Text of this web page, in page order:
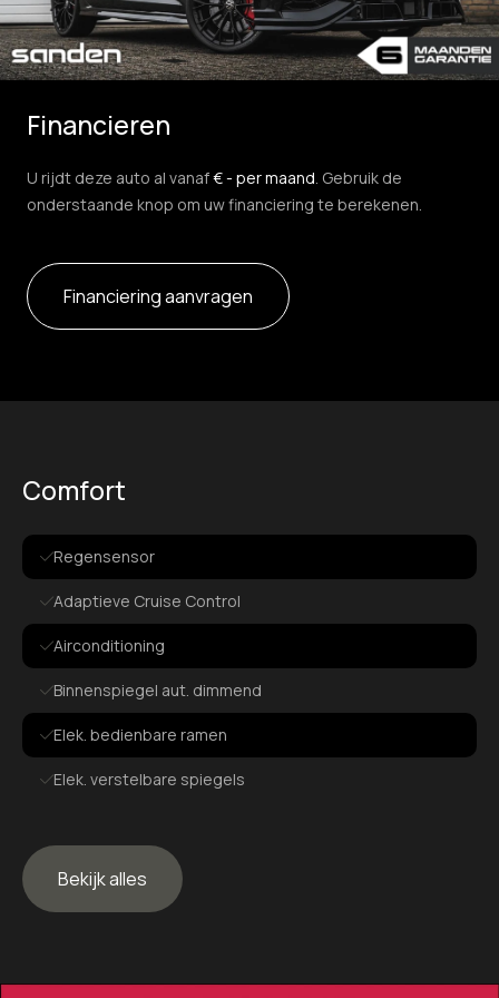
Financieren
U rijdt deze auto al vanaf€ - per maand. Gebruik de
onderstaande knop om uw financiering te berekenen.
Financiering aanvragen
Comfort
Regensensor
Adaptieve Cruise Control
Airconditioning
Binnenspiegel aut. dimmend
Elek. bedienbare ramen
Elek. verstelbare spiegels
Exterieur
19” originele R velgen onbeschadigd
Bekijk alles